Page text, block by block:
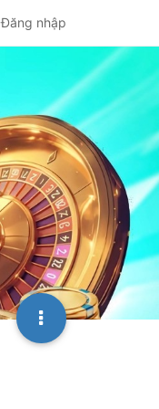
Đăng nhập